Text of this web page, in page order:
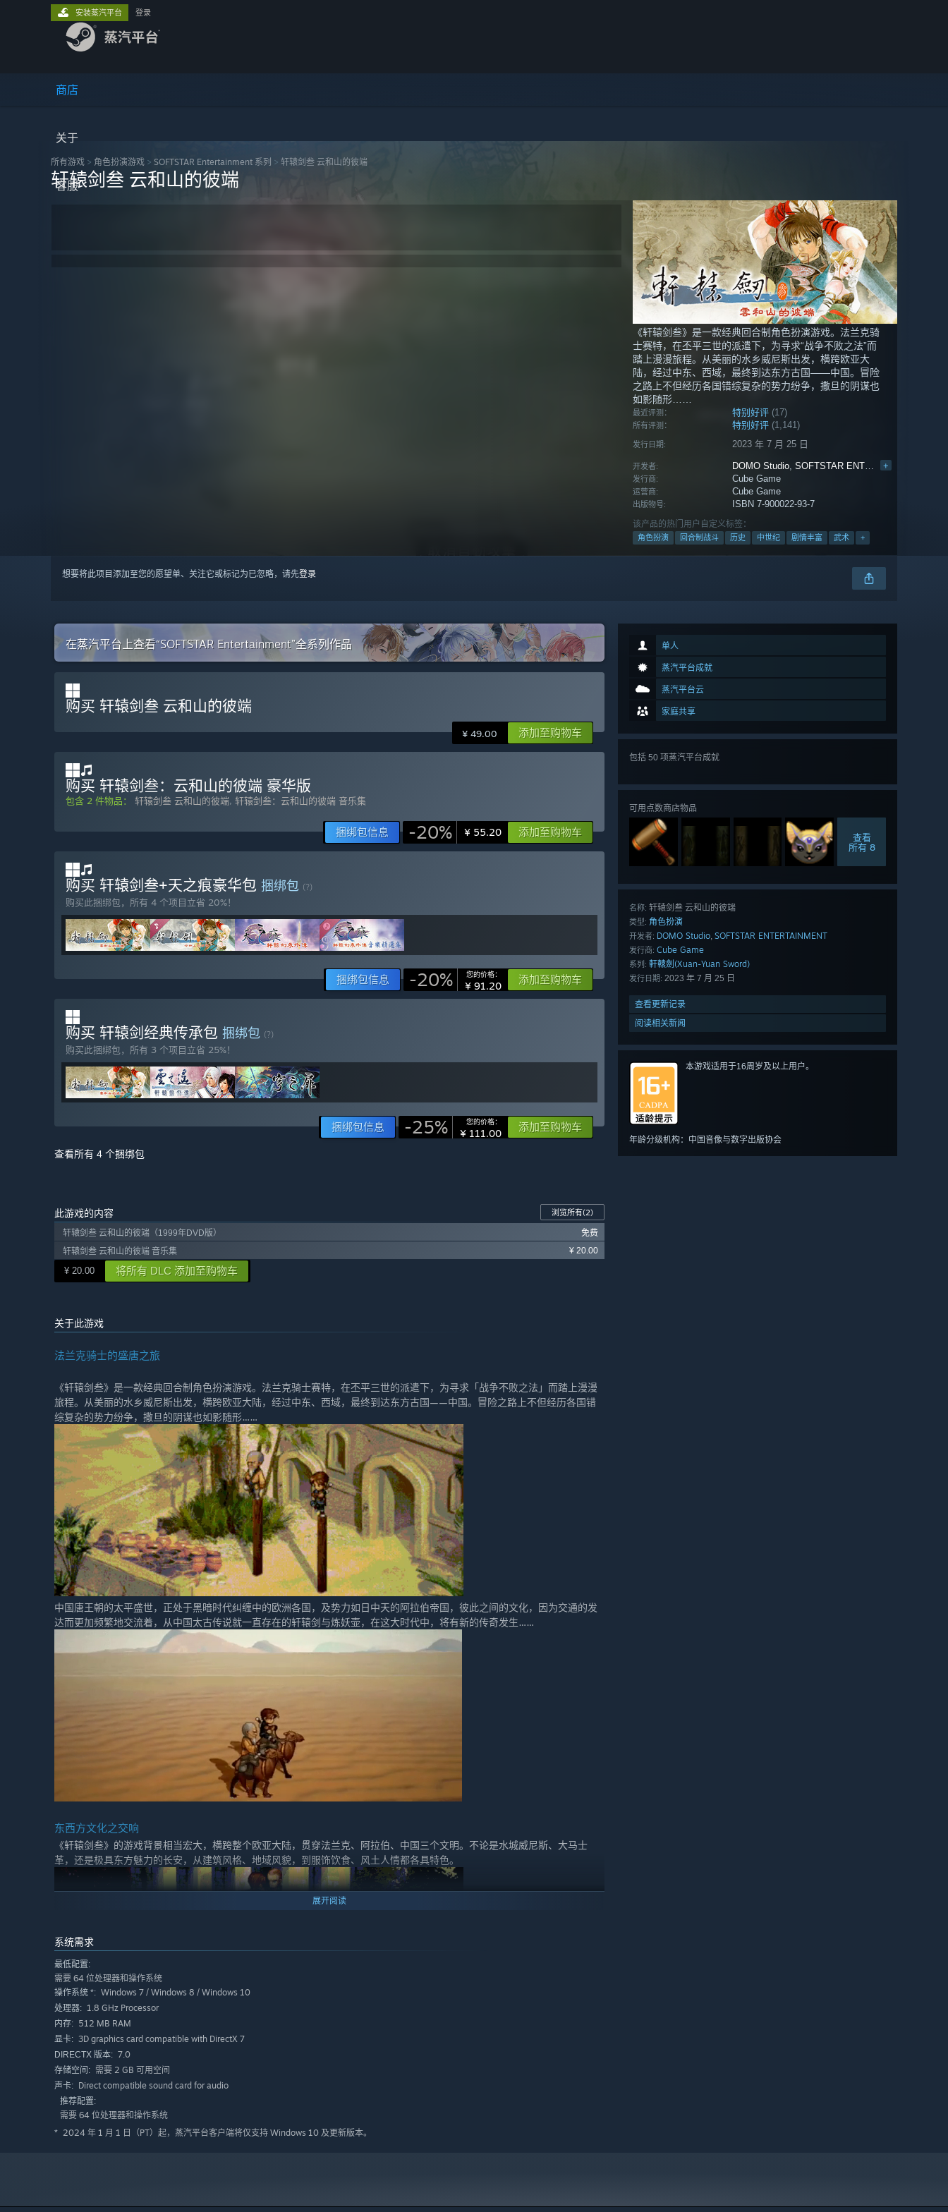
商店
关于
客服
安装蒸汽平台 登录
所有游戏 > 角色扮演‎游戏 > SOFTSTAR Entertainment 系列 > 轩辕剑叁 云和山的彼端
轩辕剑叁 云和山的彼端
《轩辕剑叁》是一款经典回合制角色扮演游戏。法兰克骑
士赛特，在丕平三世的派遣下，为寻求“战争不败之法”而
踏上漫漫旅程。从美丽的水乡威尼斯出发，横跨欧亚大
陆，经过中东、西域，最终到达东方古国——中国。冒险
之路上不但经历各国错综复杂的势力纷争，撒旦的阴谋也
如影随形……
最近评测： 特别好评 (17)
所有评测： 特别好评 (1,141)
发行日期: 2023 年 7 月 25 日
开发者: DOMO Studio,SOFTSTAR ENTERTAINMENT +
发行商: Cube Game
运营商: Cube Game
出版物号: ISBN 7-900022-93-7
该产品的热门用户自定义标签：
角色扮演 回合制战斗 历史 中世纪 剧情丰富 武术 +
想要将此项目添加至您的愿望单、关注它或标记为已忽略，请先登录
单人
蒸汽平台成就
蒸汽平台云
家庭共享
包括 50 项蒸汽平台成就
可用点数商店物品
查看
所有 8
名称: 轩辕剑叁 云和山的彼端
类型: 角色扮演
开发者: DOMO Studio, SOFTSTAR ENTERTAINMENT
发行商: Cube Game
系列: 軒轅劍(Xuan-Yuan Sword)
发行日期: 2023 年 7 月 25 日
查看更新记录
阅读相关新闻
本游戏适用于16周岁及以上用户。
年龄分级机构：中国音像与数字出版协会
在蒸汽平台上查看“SOFTSTAR Entertainment”全系列作品
购买 轩辕剑叁 云和山的彼端
¥ 49.00 添加至购物车
购买 轩辕剑叁：云和山的彼端 豪华版
包含 2 件物品： 轩辕剑叁 云和山的彼端, 轩辕剑叁：云和山的彼端 音乐集
捆绑包信息 -20% ¥ 55.20 添加至购物车
购买 轩辕剑叁+天之痕豪华包 捆绑包 (?)
购买此捆绑包，所有 4 个项目立省 20%！
捆绑包信息 -20% 您的价格：
¥ 91.20 添加至购物车
购买 轩辕剑经典传承包 捆绑包 (?)
购买此捆绑包，所有 3 个项目立省 25%！
捆绑包信息 -25% 您的价格：
¥ 111.00 添加至购物车
查看所有 4 个捆绑包
此游戏的内容 浏览所有(2)
轩辕剑叁 云和山的彼端（1999年DVD版）
免费
轩辕剑叁 云和山的彼端 音乐集
¥ 20.00
¥ 20.00 将所有 DLC 添加至购物车
关于此游戏
法兰克骑士的盛唐之旅
《轩辕剑叁》是一款经典回合制角色扮演游戏。法兰克骑士赛特，在丕平三世的派遣下，为寻求「战争不败之法」而踏上漫漫
旅程。从美丽的水乡威尼斯出发，横跨欧亚大陆，经过中东、西域，最终到达东方古国——中国。冒险之路上不但经历各国错
综复杂的势力纷争，撒旦的阴谋也如影随形……
中国唐王朝的太平盛世，正处于黑暗时代纠缠中的欧洲各国，及势力如日中天的阿拉伯帝国，彼此之间的文化，因为交通的发
达而更加频繁地交流着，从中国太古传说就一直存在的轩辕剑与炼妖壶，在这大时代中，将有新的传奇发生……
东西方文化之交响
《轩辕剑叁》的游戏背景相当宏大，横跨整个欧亚大陆，贯穿法兰克、阿拉伯、中国三个文明。不论是水城威尼斯、大马士
革，还是极具东方魅力的长安，从建筑风格、地域风貌，到服饰饮食、风土人情都各具特色。
展开阅读
系统需求
最低配置:
需要 64 位处理器和操作系统
操作系统 *: Windows 7 / Windows 8 / Windows 10
处理器: 1.8 GHz Processor
内存: 512 MB RAM
显卡: 3D graphics card compatible with DirectX 7
DIRECTX 版本: 7.0
存储空间: 需要 2 GB 可用空间
声卡: Direct compatible sound card for audio
推荐配置:
需要 64 位处理器和操作系统
* 2024 年 1 月 1 日（PT）起，蒸汽平台客户端将仅支持 Windows 10 及更新版本。